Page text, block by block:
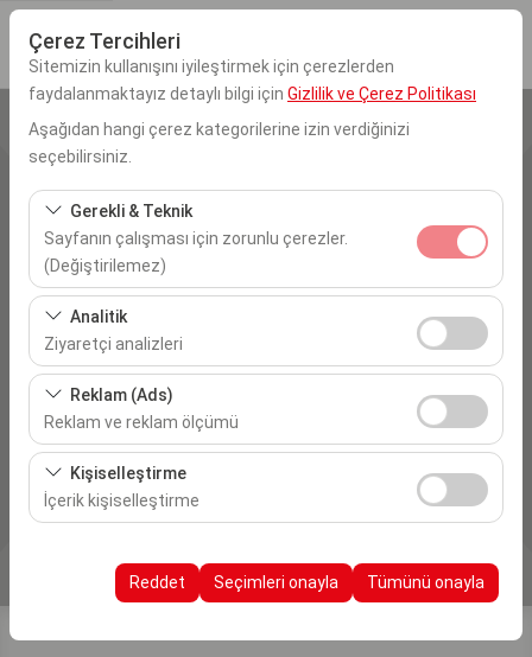
Çerez Tercihleri
Sitemizin kullanışını iyileştirmek için çerezlerden
faydalanmaktayız detaylı bilgi için Gizlilik ve Çerez Politikası
Aşağıdan hangi çerez kategorilerine izin verdiğinizi
seçebilirsiniz.
Gerekli & Teknik
Sayfanın çalışması için zorunlu çerezler.
(Değiştirilemez)
Bu çerezler sitenin doğru şekilde çalışması, güvenlik,
oturum yönetimi ve temel işlevler için gereklidir. Devre
dışı bırakılamaz.
Analitik
Ziyaretçi analizleri
Bu çerezler, sitemizin nasıl kullanıldığını (ziyaretçi sayısı,
en çok ziyaret edilen sayfalar, kullanıcı davranışları)
analiz etmemizi sağlar. Bu veriler, web sitesi
performansını ölçmek ve kullanıcı deneyimini sürekli
iyileştirmek için kullanılır.
Reklam (Ads)
Reklam ve reklam ölçümü
Bu çerezler, size ilgi alanlarınıza uygun kişiselleştirilmiş
reklamlar göstermemize ve reklam kampanyalarımızın
etkinliğini (gösterim sayısı, tıklama oranı) ölçmemize
Kişiselleştirme
İçerik kişiselleştirme
diğer yapılandırmalarınızı koruyarak, platformdaki
deneyiminizin tutarlılığını ve sürekliliğini sağlamak
Reddet Seçimleri onayla Tümünü onayla
Alış Yeri
Aracı farklı bir lokasyona bırakacağım
Alış Tarih & Saat
Bırakış Tarih & Saat
09:00